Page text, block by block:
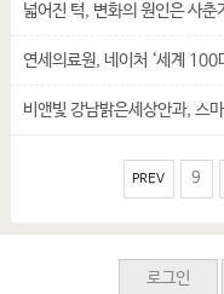
넓어진 턱, 변화의 원인은 사춘
연세의료원, 네이처 ‘세계 100
비앤빛 강남밝은세상안과, 스
PREV 9
로그인